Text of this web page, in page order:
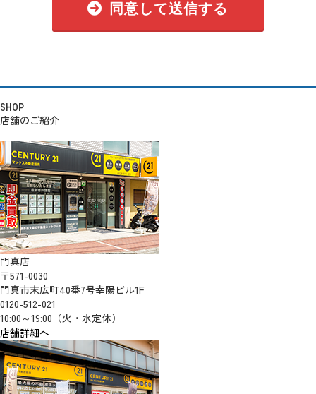
同意して送信する
SHOP
店舗のご紹介
門真店
〒571-0030
門真市末広町40番7号幸陽ビル1F
0120-512-021
10:00～19:00（火・水定休）
店舗詳細へ